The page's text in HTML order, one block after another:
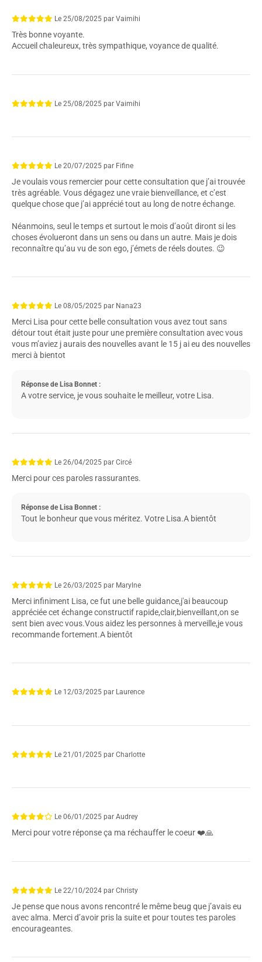
Le 25/08/2025 par Vaimihi
Très bonne voyante.
Accueil chaleureux, très sympathique, voyance de qualité.
Le 25/08/2025 par Vaimihi
Le 20/07/2025 par Fifine
Je voulais vous remercier pour cette consultation que j’ai trouvée
très agréable. Vous dégagez une vraie bienveillance, et c’est
quelque chose que j’ai apprécié tout au long de notre échange.
Néanmoins, seul le temps et surtout le mois d’août diront si les
choses évolueront dans un sens ou dans un autre. Mais je dois
reconnaître qu’au vu de son ego, j’émets de réels doutes. 😉
Le 08/05/2025 par Nana23
Merci Lisa pour cette belle consultation vous avez tout sans
détour tout était juste pour une première consultation avec vous
vous m’aviez j aurais des nouvelles avant le 15 j ai eu des nouvelles
merci à bientot
Réponse de Lisa Bonnet :
A votre service, je vous souhaite le meilleur, votre Lisa.
Le 26/04/2025 par Circé
Merci pour ces paroles rassurantes.
Réponse de Lisa Bonnet :
Tout le bonheur que vous méritez. Votre Lisa.A bientôt
Le 26/03/2025 par Marylne
Merci infiniment Lisa, ce fut une belle guidance,j'ai beaucoup
appréciée cet échange constructif rapide,clair,bienveillant,on se
sent bien avec vous.Vous aidez les personnes à merveille,je vous
recommande fortement.A bientôt
Le 12/03/2025 par Laurence
Le 21/01/2025 par Charlotte
Le 06/01/2025 par Audrey
Merci pour votre réponse ça ma réchauffer le coeur ❤️🙏
Le 22/10/2024 par Christy
Je pense que nous avons rencontré le même beug que j’avais eu
avec alma. Merci d’avoir pris la suite et pour toutes tes paroles
encourageantes.